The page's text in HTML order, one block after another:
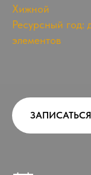
Хижной
Ресурсный год:
элементов
ЗАПИСАТЬСЯ